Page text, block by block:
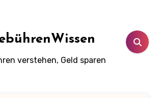
verstehen, Geld sparen